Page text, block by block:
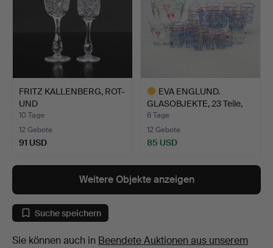
FRITZ KALLENBERG, ROT-
UND
WEISSWEINGLÄSER…
10 Tage
12 Gebote
91 USD
EVA ENGLUND.
GLASOBJEKTE, 23 Teile,
"Maja"…
6 Tage
12 Gebote
85 USD
Weitere Objekte anzeigen
Suche speichern
Sie können auch in Beendete Auktionen aus unserem